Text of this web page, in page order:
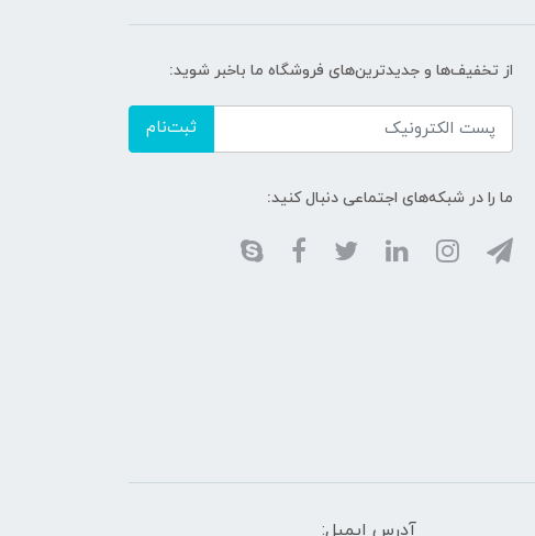
از تخفیف‌ها و جدیدترین‌های فروشگاه ما باخبر شوید:
ثبت‌نام
ما را در شبکه‌های اجتماعی دنبال کنید:
آدرس ایمیل: